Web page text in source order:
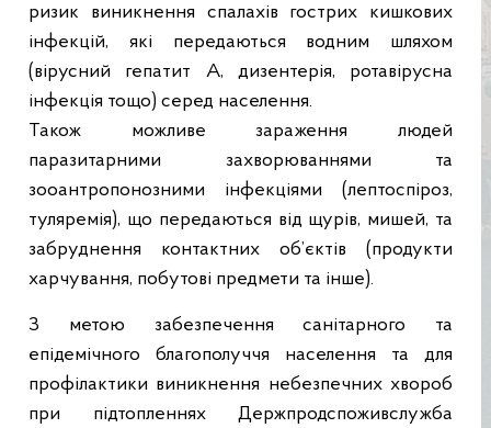
ризик виникнення спалахів гострих кишкових
інфекцій, які передаються водним шляхом
(вірусний гепатит А, дизентерія, ротавірусна
інфекція тощо) серед населення.
Також можливе зараження людей
паразитарними захворюваннями та
зооантропонозними інфекціями (лептоспіроз,
туляремія), що передаються від щурів, мишей, та
забруднення контактних об’єктів (продукти
харчування, побутові предмети та інше).
З метою забезпечення санітарного та
епідемічного благополуччя населення та для
профілактики виникнення небезпечних хвороб
при підтопленнях Держпродспоживслужба